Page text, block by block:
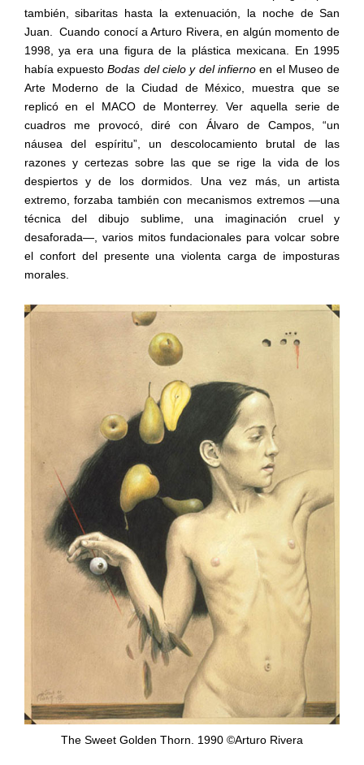
también, sibaritas hasta la extenuación, la noche de San
Juan.
Cuando conocí a Arturo Rivera, en algún momento de
1998, ya era una figura de la plástica mexicana. En 1995
había expuestoBodas del cielo y del infiernoen el Museo de
Arte Moderno de la Ciudad de México, muestra que se
replicó en el MACO de Monterrey. Ver aquella serie de
cuadros me provocó, diré con Álvaro de Campos, “un
náusea del espíritu”, un descolocamiento brutal de las
razones y certezas sobre las que se rige la vida de los
despiertos y de los dormidos. Una vez más, un artista
extremo, forzaba también con mecanismos extremos —una
técnica del dibujo sublime, una imaginación cruel y
desaforada—, varios mitos fundacionales para volcar sobre
el confort del presente una violenta carga de imposturas
morales.
The Sweet Golden Thorn. 1990 ©Arturo Rivera